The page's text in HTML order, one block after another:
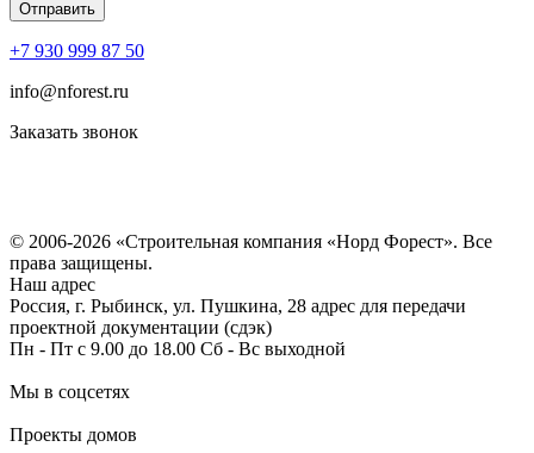
+7 930 999 87 50
info@nforest.ru
Заказать звонок
© 2006-2026 «Строительная компания «Норд Форест». Все
права защищены.
Наш адрес
Россия, г. Рыбинск, ул. Пушкина, 28 адрес для передачи
проектной документации (сдэк)
Пн - Пт с 9.00 до 18.00 Сб - Вс выходной
Мы в соцсетях
Проекты домов